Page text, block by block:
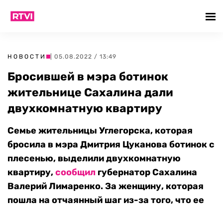
НОВОСТИ | 05.08.2022 / 13:49
Бросившей в мэра ботинок
жительнице Сахалина дали
двухкомнатную квартиру
Семье жительницы Углегорска, которая
бросила в мэра Дмитрия Цуканова ботинок с
плесенью, выделили двухкомнатную
квартиру,сообщил губернатор Сахалина
Валерий Лимаренко. За женщину, которая
пошла на отчаянный шаг из-за того, что ее